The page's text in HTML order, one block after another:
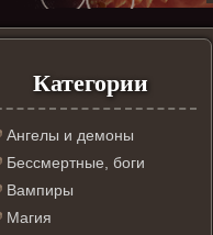
Категории
Ангелы и демоны
Бессмертные, боги
Вампиры
Магия